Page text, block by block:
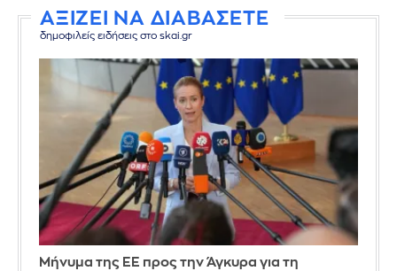
ΑΞΙΖΕΙ ΝΑ ΔΙΑΒΑΣΕΤΕ
δημοφιλείς ειδήσεις στο skai.gr
Μήνυμα της ΕΕ προς την Άγκυρα για τη